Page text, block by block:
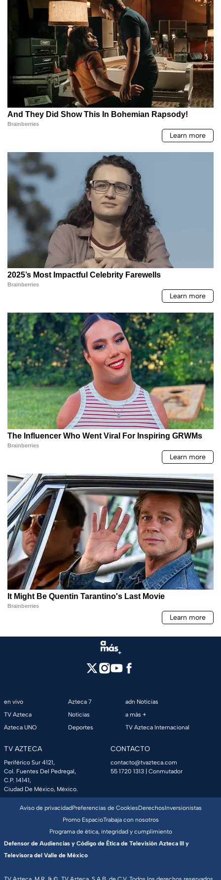
en vivo
TV Azteca
Azteca UNO
Azteca 7
Noticias
Deportes
adn Noticias
a más +
TV Azteca Internacional
TV AZTECA
Periférico Sur 4121,
Col. Fuentes Del Pedregal,
C.P. 14141,
Ciudad De México, México.
CONTACTO
contacto@tvazteca.com
55 1720 1313 | Conmutador
Aviso de privacidadPreferencias de CookiesDerechosInversionistas
Promo EspacioTrabaja con nosotros
Programa de ética, integridad y cumplimiento
Defensor de Audiencias y Código de Ética de Televisión Azteca III y
Televisora del Valle de México